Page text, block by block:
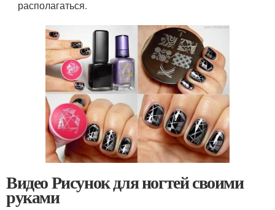
располагаться.
Видео Рисунок для ногтей своими
руками